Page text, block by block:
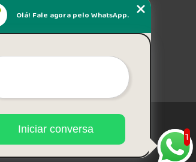
1
Olá! Fale agora pelo WhatsApp.
Iniciar conversa